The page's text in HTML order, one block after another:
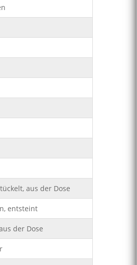
aus der Dose
entsteint
der Dose